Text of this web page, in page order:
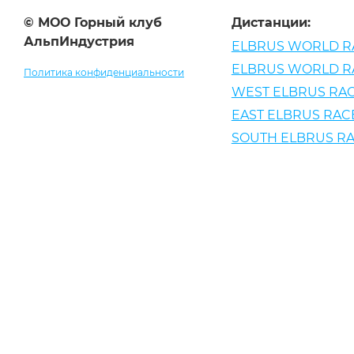
© МОО Горный клуб
АльпИндустрия
Политика конфиденциальности
Дистанции:
ELBRUS WORLD
ELBRUS WORLD
WEST ELBRUS
EAST ELBRUS
SOUTH ELBRUS